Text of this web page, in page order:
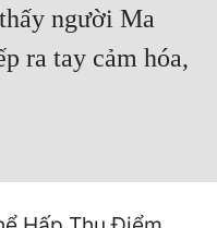
người Ma
ra tay cảm hóa,